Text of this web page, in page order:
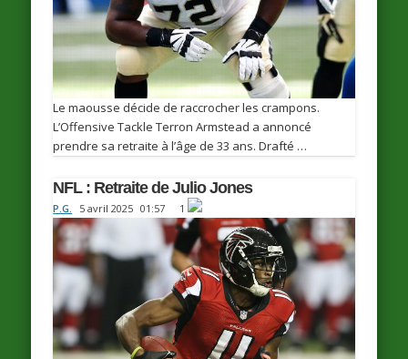
Le maousse décide de raccrocher les crampons.
L’Offensive Tackle Terron Armstead a annoncé
prendre sa retraite à l’âge de 33 ans. Drafté …
NFL : Retraite de Julio Jones
P.G. 5 avril 2025 01:57 1